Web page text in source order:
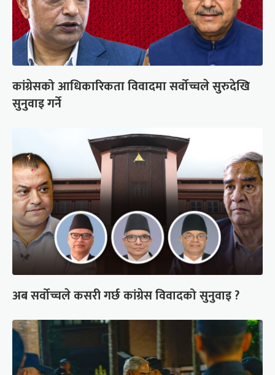
कांग्रेसको आधिकारिकता विवादमा सर्वोच्चले सुरुदेखि
सुनुवाइ गर्ने
अब सर्वोच्चले कसरी गर्छ कांग्रेस विवादको सुनुवाइ ?